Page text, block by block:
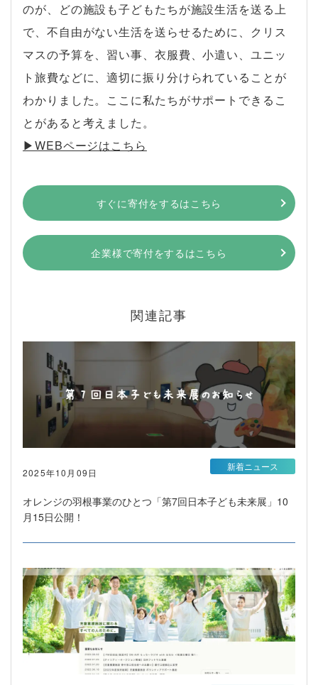
のが、どの施設も子どもたちが施設生活を送る上
で、不自由がない生活を送らせるために、クリス
マスの予算を、習い事、衣服費、小遣い、ユニッ
ト旅費などに、適切に振り分けられていることが
わかりました。ここに私たちがサポートできるこ
とがあると考えました。
▶︎WEBページはこちら
すぐに寄付をするはこちら
企業様で寄付をするはこちら
関連記事
2025年10月09日
オレンジの羽根事業のひとつ「第7回日本子ども未来展」10
月15日公開！
新着ニュース